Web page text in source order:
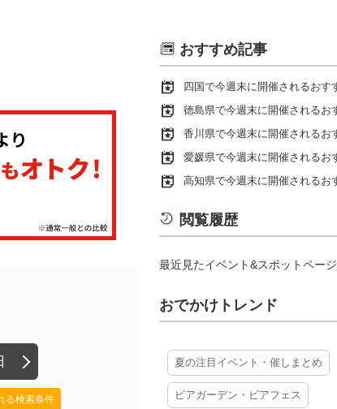
る検索条件
おすすめ記事
四国で今週末に開催されるおす
徳島県で今週末に開催されるお
香川県で今週末に開催されるお
愛媛県で今週末に開催されるお
高知県で今週末に開催されるお
閲覧履歴
最近見たイベント&スポットページ
おでかけトレンド
夏の注目イベント・催しまとめ
ビアガーデン・ビアフェス